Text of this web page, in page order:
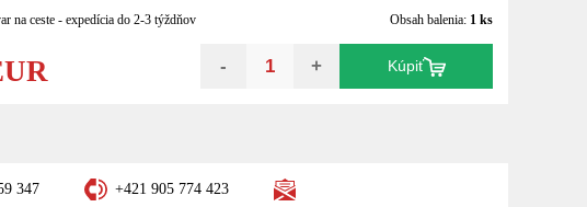
na ceste - expedícia do 2-3 týždňov Obsah balenia: 1 ks
- + Kúpiť
347 +421 905 774 423